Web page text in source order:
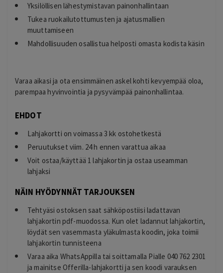
Yksilöllisen lähestymistavan painonhallintaan
Tukea ruokailutottumusten ja ajatusmallien
muuttamiseen
Mahdollisuuden osallistua helposti omasta kodista käsin
Varaa aikasi ja ota ensimmäinen askel kohti kevyempää oloa,
parempaa hyvinvointia ja pysyvämpää painonhallintaa.
EHDOT
Lahjakortti on voimassa 3 kk ostohetkestä
Peruutukset viim. 24 h ennen varattua aikaa
Voit ostaa/käyttää 1 lahjakortin ja ostaa useamman
lahjaksi
NÄIN HYÖDYNNÄT TARJOUKSEN
Tehtyäsi ostoksen saat sähköpostiisi ladattavan
lahjakortin pdf-muodossa. Kun olet ladannut lahjakortin,
löydät sen vasemmasta yläkulmasta koodin, joka toimii
lahjakortin tunnisteena
Varaa aika WhatsAppilla tai soittamalla Pialle 040 762 2301
ja mainitse Offerilla-lahjakortti ja sen koodi varauksen